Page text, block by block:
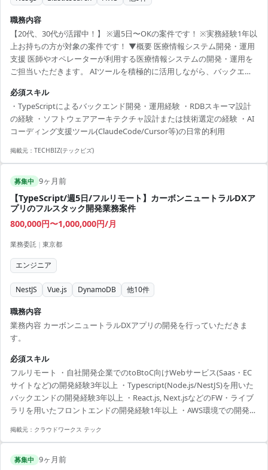
職務内容
【20代、30代が活躍中！】 ※週5日〜OKの案件です！ ※実務経験1年以
上お持ちの方が対象の案件です！ ▼概要 医療情報システム開発・運用
支援 医師やオペレーターが利用する医療情報システムの開発・運用を
ご担当いただきます。 AIツールを積極的に活用しながら、バックエン
TypeScript(NestJS)によるGraphQLAPI開発 ・マイクロサービスの監
視、パフォーマンスチューニング ・技術的負債の解消・リファクタリ
ング ・TerraformによるAWSインフラ構築・運用 ・dbtを利用したデー
タ分析基盤の開発・運用 ・AIを活用したプロダクト開発へ...
必須スキル
・TypeScriptによるバックエンド開発・運用経験 ・RDBスキーマ設計
の経験 ・ソフトウェアアーキテクチャ設計または技術選定の経験 ・AI
コーディング支援ツール(ClaudeCode/Cursor等)の日常的利用
掲載元： TECHBIZ(テックビズ)
募集中 9ヶ月前
【TypeScript/週5日/フルリモート】カーボンニュートラルDXア
プリのフルスタック開発業務案件
800,000円〜1,000,000円/月
業務委託 | 東京都
エンジニア
NestJS Vue.js DynamoDB 他10件
職務内容
業務内容 カーボンニュートラルDXアプリの開発を行っていただきま
す。
必須スキル
フルリモート ・自社開発企業でのtoBtoC向けWebサービス(Saas・EC
サイトなど)の開発経験3年以上 ・Typescript(Node.js/NestJS)を用いた
バックエンドの開発経験3年以上 ・React.js, Next.jsなどのFW・ライブ
ラリを用いたフロントエンドの開発経験1年以上 ・AWS環境での開発経
掲載元： クラウドワークス テック
募集中 9ヶ月前